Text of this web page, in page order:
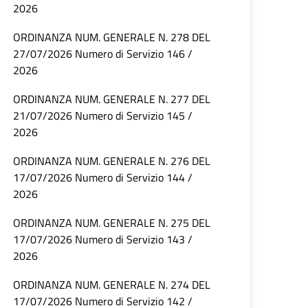
2026
ORDINANZA NUM. GENERALE N. 278 DEL
27/07/2026 Numero di Servizio 146 /
2026
ORDINANZA NUM. GENERALE N. 277 DEL
21/07/2026 Numero di Servizio 145 /
2026
ORDINANZA NUM. GENERALE N. 276 DEL
17/07/2026 Numero di Servizio 144 /
2026
ORDINANZA NUM. GENERALE N. 275 DEL
17/07/2026 Numero di Servizio 143 /
2026
ORDINANZA NUM. GENERALE N. 274 DEL
17/07/2026 Numero di Servizio 142 /